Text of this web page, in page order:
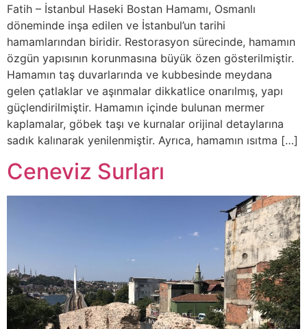
Fatih – İstanbul Haseki Bostan Hamamı, Osmanlı
döneminde inşa edilen ve İstanbul’un tarihi
hamamlarından biridir. Restorasyon sürecinde, hamamın
özgün yapısının korunmasına büyük özen gösterilmiştir.
Hamamın taş duvarlarında ve kubbesinde meydana
gelen çatlaklar ve aşınmalar dikkatlice onarılmış, yapı
güçlendirilmiştir. Hamamın içinde bulunan mermer
kaplamalar, göbek taşı ve kurnalar orijinal detaylarına
sadık kalınarak yenilenmiştir. Ayrıca, hamamın ısıtma […]
Ceneviz Surları